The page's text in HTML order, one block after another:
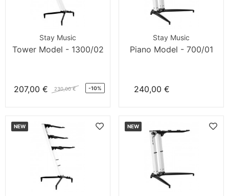
Stay Music
Tower Model - 1300/02
207,00 € 230,00 € -10%
Stay Music
Piano Model - 700/01
240,00 €
NEW NEW